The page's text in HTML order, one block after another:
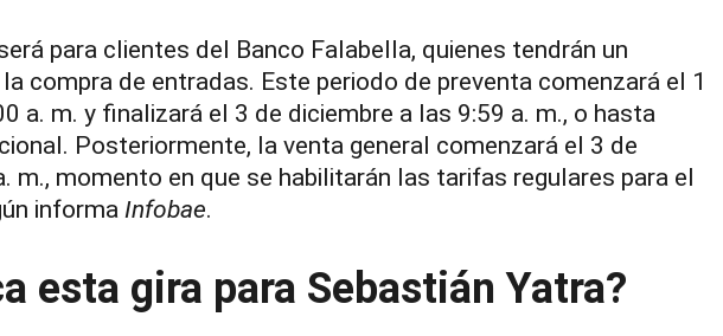
para clientes del Banco Falabella, quienes tendrán un
compra de entradas. Este periodo de preventa comenzará el 1
a. m. y finalizará el 3 de diciembre a las 9:59 a. m., o hasta
Posteriormente, la venta general comenzará el 3 de
m., momento en que se habilitarán las tarifas regulares para el
informa Infobae.
esta gira para Sebastián Yatra?